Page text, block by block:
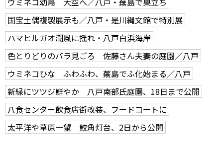
国宝土偶複製展示も／八戸・是川縄文館で特別展
ハマヒルガオ潮風に揺れ・八戸白浜海岸
色とりどりのバラ見ごろ 佐藤さん夫妻の庭園／八戸
ウミネコひな ふわふわ、蕪島でふ化始まる／八戸
新緑にツツジ鮮やか 八戸南部氏庭園、18日まで公開
八食センター飲食店街改装、フードコートに
太平洋や草原一望 鮫角灯台、2日から公開